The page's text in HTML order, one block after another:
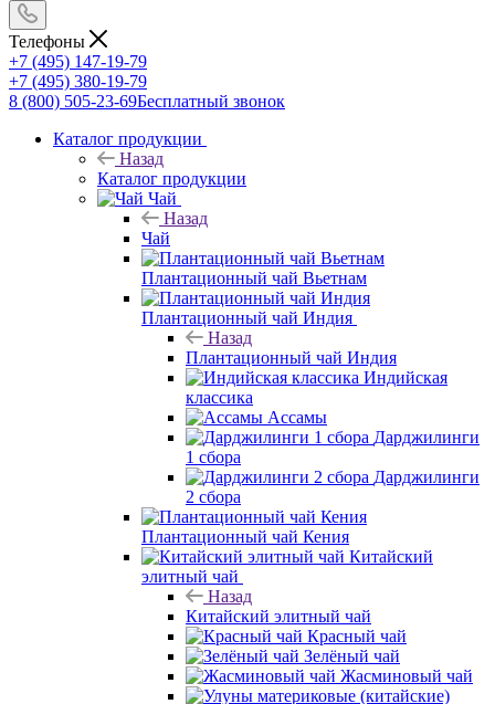
Телефоны
+7 (495) 147-19-79
+7 (495) 380-19-79
8 (800) 505-23-69Бесплатный звонок
Каталог продукции
Назад
Каталог продукции
Чай
Назад
Чай
Плантационный чай Вьетнам
Плантационный чай Индия
Назад
Плантационный чай Индия
Индийская
классика
Ассамы
Дарджилинги
1 сбора
Дарджилинги
2 сбора
Плантационный чай Кения
Китайский
элитный чай
Назад
Китайский элитный чай
Красный чай
Зелёный чай
Жасминовый чай